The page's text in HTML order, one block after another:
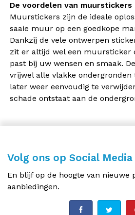
De voordelen van muurstickers
Muurstickers zijn de ideale
saaie muur op een goedkope
Dankzij de vele ontwerpen
zit er altijd wel een muursticker
past bij uw wensen en smaak.
vrijwel alle vlakke ondergronden
later weer eenvoudig te
schade ontstaat aan de
Volg ons op Social Media
En blijf op de hoogte van nieuwe
aanbiedingen.